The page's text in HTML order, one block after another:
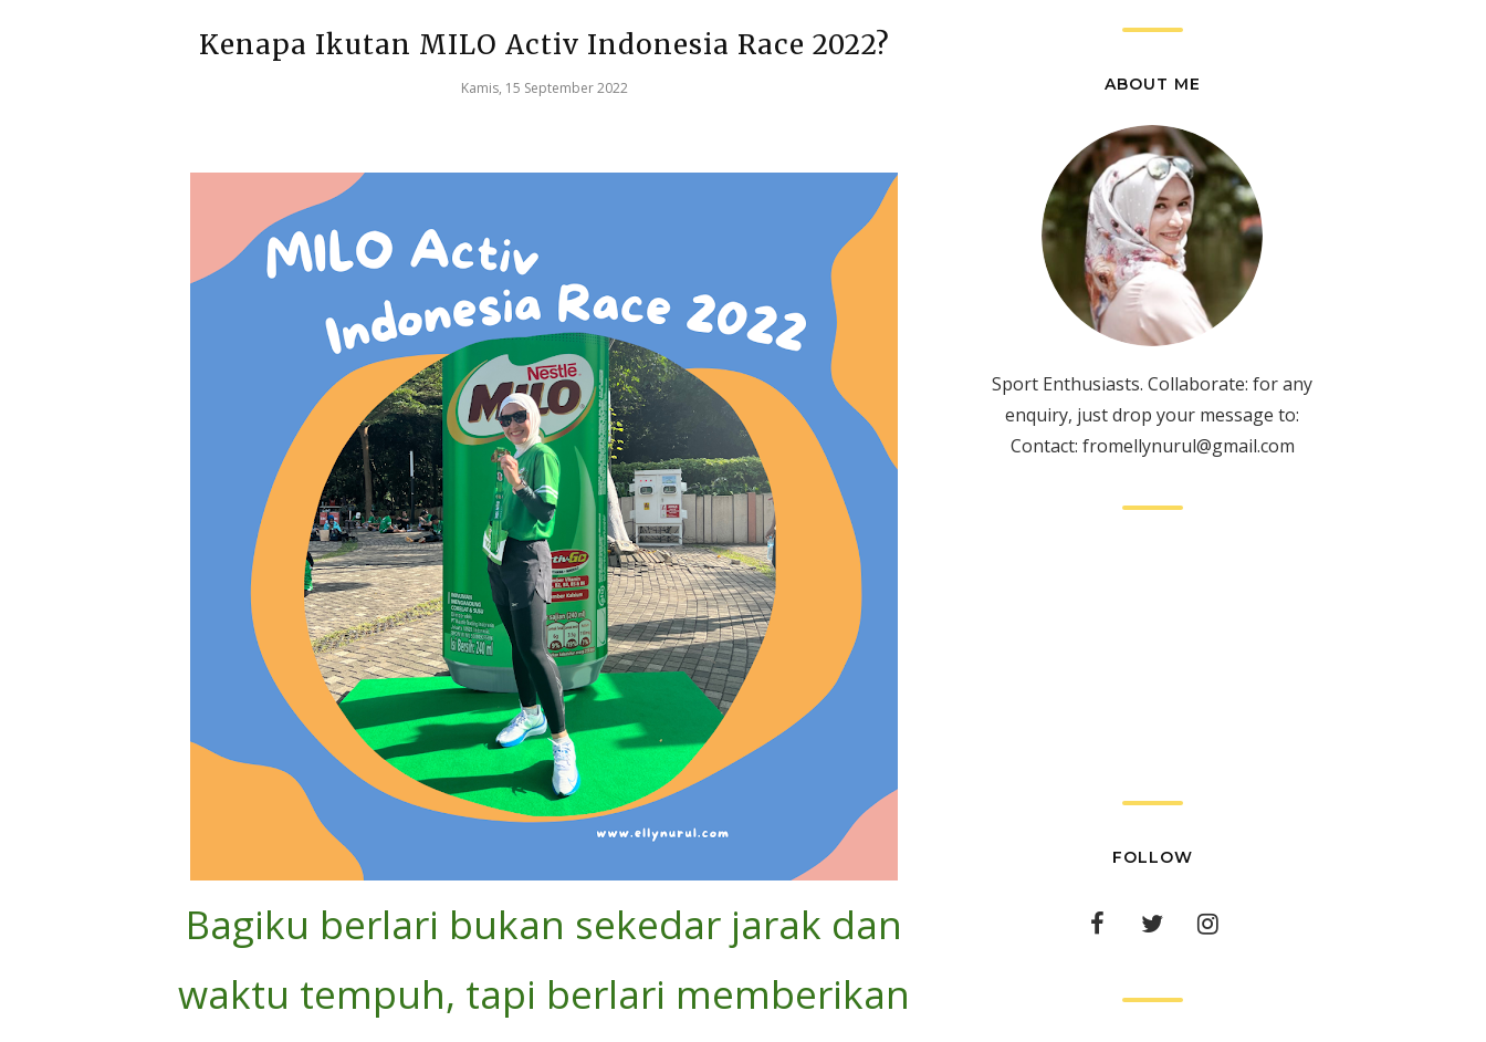
Kenapa Ikutan MILO Activ Indonesia Race 2022?
Kamis, 15 September 2022
Bagiku berlari bukan sekedar jarak dan
waktu tempuh, tapi berlari memberikan
ABOUT ME
Sport Enthusiasts. Collaborate: for any
enquiry, just drop your message to:
Contact: fromellynurul@gmail.com
FOLLOW